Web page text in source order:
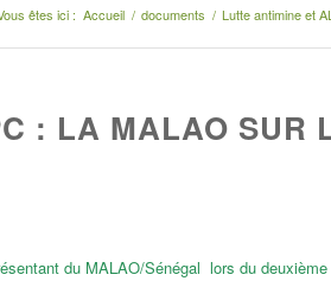
êtes ici : Accueil / documents / Lutte antimine et
: LA MALAO SUR
du MALAO/Sénégal lors du